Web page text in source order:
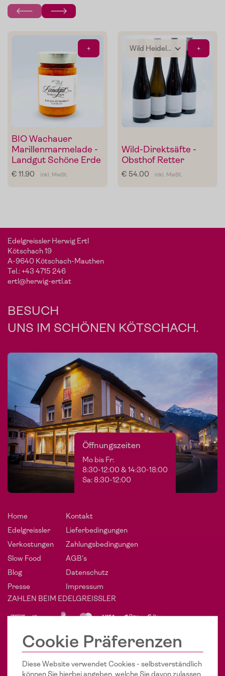
+
BIO Wachauer
Marillenmarmelade -
Landgut Schöne Erde
€ 11.90 inkl. MwSt.
+
Wild-Direktsäfte -
Obsthof Retter
€ 54.00 inkl. MwSt.
Edelgreissler Herwig Ertl
Kötschach 19
A-9640 Kötschach-Mauthen
Tel.:+43 4715 246
ertl@herwig-ertl.at
BESUCH
UNS IM SCHÖNEN KÖTSCHACH.
Öffnungszeiten
Mo bis Fr:
8:30-12:00 & 14:30-18:00
Sa: 8:30-12:00
Home
Edelgreissler
Verkostungen
Slow Food
Blog
Presse
Kontakt
Lieferbedingungen
Zahlungsbedingungen
AGB's
Datenschutz
Impressum
POST VOM EDELGREISSLER
Keine Sorge - wir spamen Ihren Posteingang nicht voll. Jedes
ZAHLEN BEIM EDELGREISSLER
Cookie Präferenzen
Diese Website verwendet Cookies - selbstverständlich
können Sie hierbei angeben, welche Sie davon zulassen
von Pasta, Fisch oder Grillgemüse.